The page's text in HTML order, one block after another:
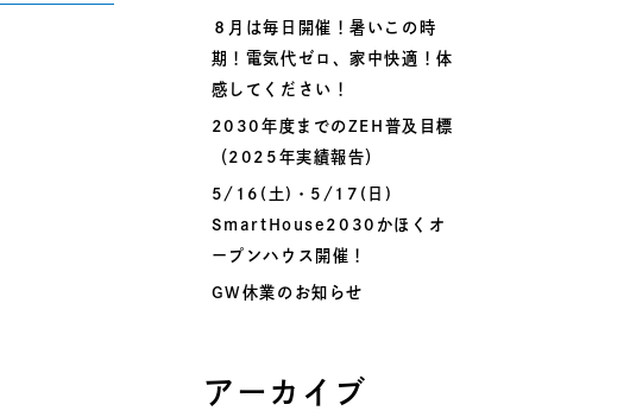
８月は毎日開催！暑いこの時
期！電気代ゼロ、家中快適！体
感してください！
2030年度までのZEH普及目標
（2025年実績報告）
5/16(土)・5/17(日)
SmartHouse2030かほくオ
ープンハウス開催！
GW休業のお知らせ
アーカイブ